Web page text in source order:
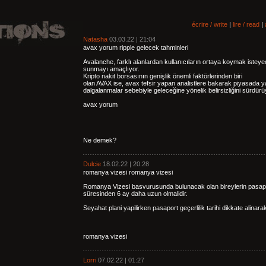
écrire / write | lire / read |
Natasha 03.03.22 | 21:04
avax yorum ripple gelecek tahminleri
Avalanche, farklı alanlardan kullanıcıların ortaya koymak
sunmayı amaçlıyor.
Kripto nakit borsasının genişlik önemli faktörlerinden biri
olan AVAX ise, avax tefsir yapan analistlere bakarak piyasada
dalgalanmalar sebebiyle geleceğine yönelik belirsizliğini
avax yorum
Ne demek?
Dulcie 18.02.22 | 20:28
romanya vizesi romanya vizesi
Romanya Vizesi basvurusunda bulunacak olan bireylerin
süresinden 6 ay daha uzun olmalidir.
Seyahat plani yapilirken pasaport geçerlilik tarihi dikkate
romanya vizesi
Lorri 07.02.22 | 01:27